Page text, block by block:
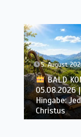
4. August
BALD
04.08.2026
Lichter
im Alltag